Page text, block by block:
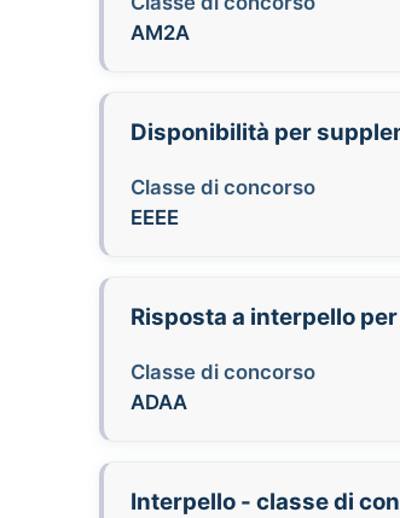
AM2A
Disponibilità per
Classe di concorso
EEEE
Risposta a interpello
Classe di concorso
ADAA
Interpello - classe di